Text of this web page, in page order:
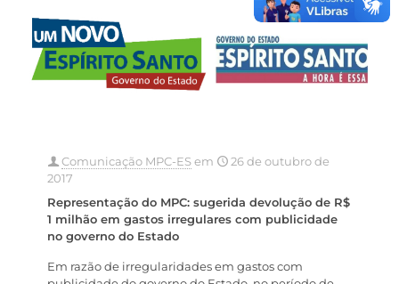
Comunicação MPC-ESem
26 de outubro de
2017
Representação do MPC: sugerida devolução de R$
1 milhão em gastos irregulares com publicidade
no governo do Estado
Em razão de irregularidades em gastos com